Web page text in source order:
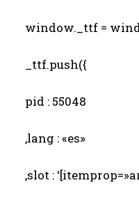
window._ttf =
_ttf.push({
pid : 55048
,lang : «es»
,slot :